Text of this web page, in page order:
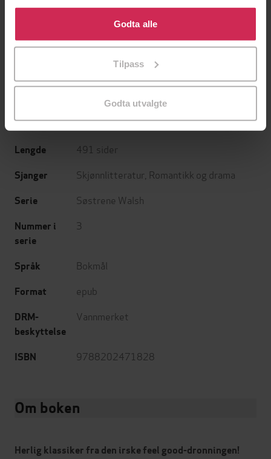
Klikk på «Godta alle» for å gi oss ditt samtykke til å
bruke cookies for alle disse formålene. Du kan også
tilpasse ditt samtykke til spesifikke formål ved å klikke
Godta alle
Tilpass
Godta utvalgte
Marian Keyes(forfatter),
(oversetter)
Cappelen Damm
Utgitt 21.04.2015
Lengde 491 sider
Sjanger Skjønnlitteratur Romantikk og drama
Serie Søstrene Walsh
Nummer i
serie
3
Språk Bokmål
Format epub
DRM-
beskyttelse
Vannmerket
ISBN 9788202471828
Om boken
Herlig klassiker fra den irske feel good-dronningen!